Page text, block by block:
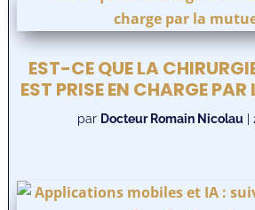
EST-CE QUE LA
EST PRISE EN CHARGE PAR
par Docteur Romain Nicolau |